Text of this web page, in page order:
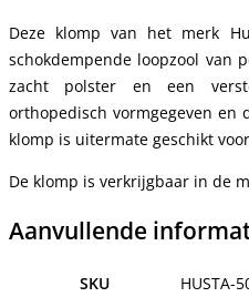
Deze klomp van het merk
schokdempende loopzool van
zacht polster en een
orthopedisch vormgegeven en
klomp is uitermate geschikt
De klomp is verkrijgbaar in de
Aanvullende
SKU
HUSTA-